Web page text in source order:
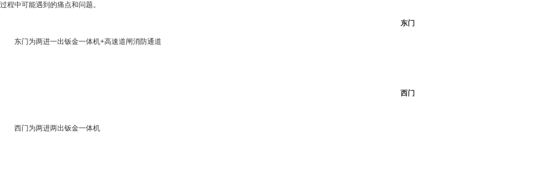
过程中可能遇到的痛点和问题。
东门
东门为两进一出钣金一体机+高速道闸消防通道
西门
西门为两进两出钣金一体机